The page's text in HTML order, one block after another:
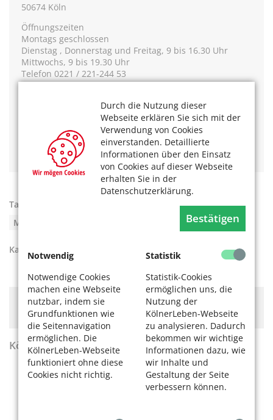
Durch die Nutzung dieser
Webseite erklären Sie sich mit der
Verwendung von Cookies
einverstanden. Detaillierte
Informationen über den Einsatz
von Cookies auf dieser Webseite
erhalten Sie in der
Datenschutzerklärung.
Bestätigen
Notwendig
Notwendige Cookies
machen eine Webseite
nutzbar, indem sie
Grundfunktionen wie
die Seitennavigation
ermöglichen. Die
KölnerLeben-Webseite
funktioniert ohne diese
Cookies nicht richtig.
Statistik
Statistik-Cookies
ermöglichen uns, die
Nutzung der
KölnerLeben-Webseite
zu analysieren. Dadurch
bekommen wir wichtige
Informationen dazu, wie
wir Inhalte und
Gestaltung der Seite
verbessern können.
50674 Köln
Öffnungszeiten
Montags geschlossen
Dienstag , Donnerstag und Freitag, 9 bis 16.30 Uhr
Mittwochs, 9 bis 19.30 Uhr
Telefon 0221 / 221-244 53
Die Kölner Filmerbe Stiftung und der Wettlauf gegen
Im Gespräch mit dem Fotografen Wim Cox
Jacques Offenbach ist jetzt online!
Tags: Jubiläum ,
Museen
Kategorien: Kultur
Hier könnte Werbung stehen, mit der wir uns
finanzieren. Bitte akzeptieren Sie dieCookie-Meldung.
KölnerLeben Sommer 2026